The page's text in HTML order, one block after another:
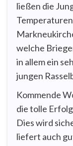
ließen die
welche
in allem ein
jungen
Kommende
die tolle
Dies wird
liefert auch